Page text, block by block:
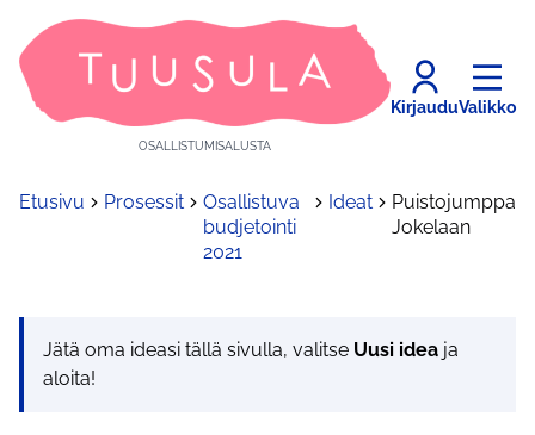
OSALLISTUMISALUSTA
KirjauduValikko
Etusivu Prosessit
Osallistuva
budjetointi
2021
Ideat
Puistojumppa
Jokelaan
Jätä oma ideasi tällä sivulla, valitse Uusi idea ja
aloita!